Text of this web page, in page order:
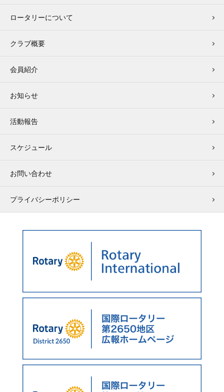
ロータリーについて
クラブ概要
会員紹介
お知らせ
活動報告
スケジュール
お問い合わせ
プライバシーポリシー